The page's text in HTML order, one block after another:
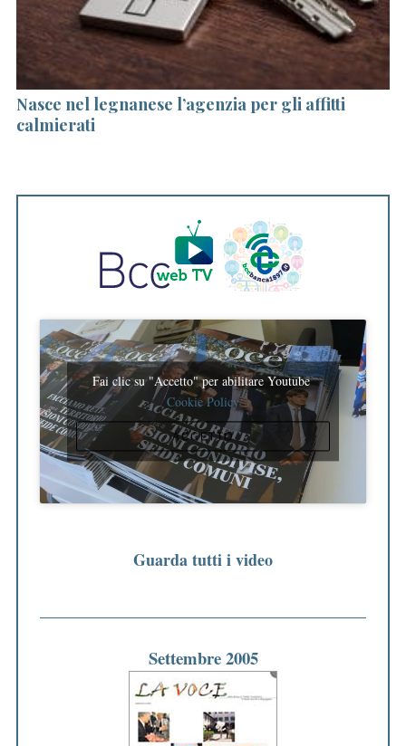
Nasce nel legnanese l’agenzia per gli affitti
calmierati
Fai clic su "Accetto" per abilitare Youtube
Cookie Policy
ACCETTO
Guarda tutti i video
Settembre 2005